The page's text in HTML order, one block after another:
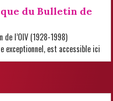
du Bulletin de
l’OIV (1928-1998)
exceptionnel, est accessible ici